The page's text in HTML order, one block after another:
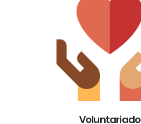
Voluntariado